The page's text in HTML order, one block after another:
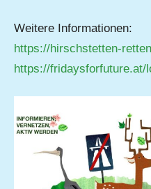
Weitere Informationen:
https://hirschstetten-
https://fridaysforfuture.at/